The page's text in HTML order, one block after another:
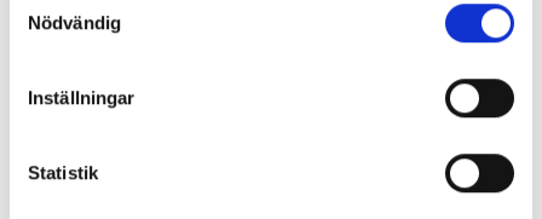
Nödvändig
Inställningar
Statistik
Verktyg: Vass karbidfräs med positiv spånvinkel
Tips: Balansera fukthalt före bearbetning för stabila
PMMA (Akryl)